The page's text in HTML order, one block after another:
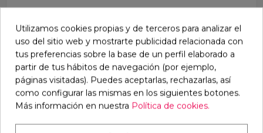
Ingredientes
patatas, Carne de Conejo salvaje fresco (min. 75%)
deshidratado es(min 25,8%), Aceite, Pulpa de
Remolacha (min. 8%), Fosfato de Calcio, Cloruro
de Sodio, vitaminas, minerales y Oligoelementos
orgánicos de extractos naturales en cantidades
adecuadas.
Utilizamos cookies propias y de terceros para analizar el
uso del sitio web y mostrarte publicidad relacionada con
tus preferencias sobre la base de un perfil elaborado a
partir de tus hábitos de navegación (por ejemplo,
páginas visitadas). Puedes aceptarlas, rechazarlas, así
como configurar las mismas en los siguientes botones.
Más información en nuestra Política de cookies.